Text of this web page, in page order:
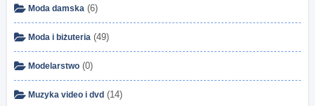
Moda damska (6)
Moda i biżuteria (49)
Modelarstwo (0)
Muzyka video i dvd (14)